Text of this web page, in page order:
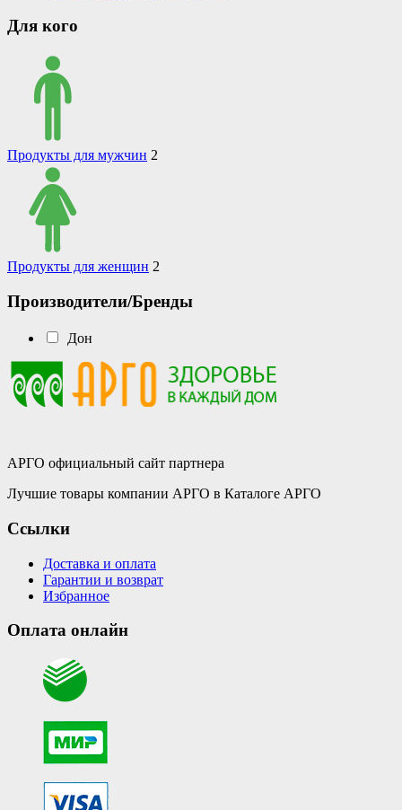
Для кого
Продукты для мужчин 2
Продукты для женщин 2
Производители/Бренды
Дон
АРГО официальный сайт партнера
Лучшие товары компании АРГО в Каталоге АРГО
Ссылки
Доставка и оплата
Гарантии и возврат
Избранное
Оплата онлайн